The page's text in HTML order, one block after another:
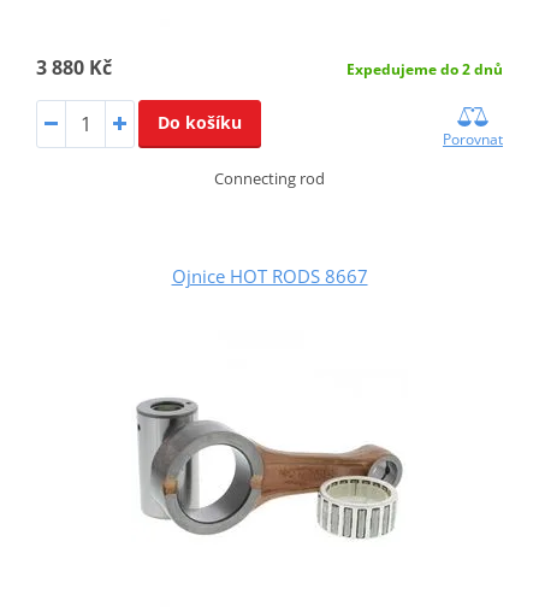
3 880 Kč Expedujeme do 2 dnů
Do košíku
Porovnat
Connecting rod
Ojnice HOT RODS 8667